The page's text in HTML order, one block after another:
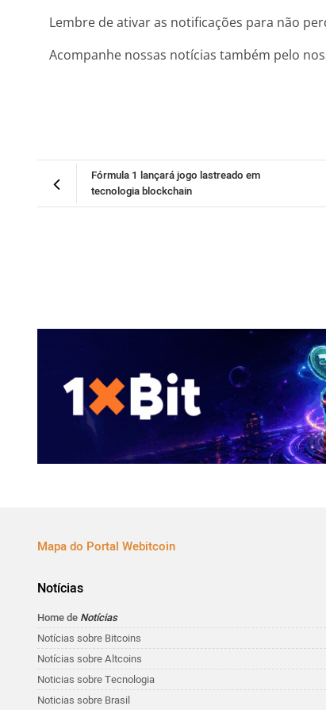
Lembre de ativar as notificações para não
Acompanhe nossas notícias também pelo
Fórmula 1 lançará jogo lastreado em
tecnologia blockchain
Mapa do Portal Webitcoin
Notícias
Home de Notícias
Notícias sobre Bitcoins
Notícias sobre Altcoins
Noticias sobre Tecnologia
Noticias sobre Brasil